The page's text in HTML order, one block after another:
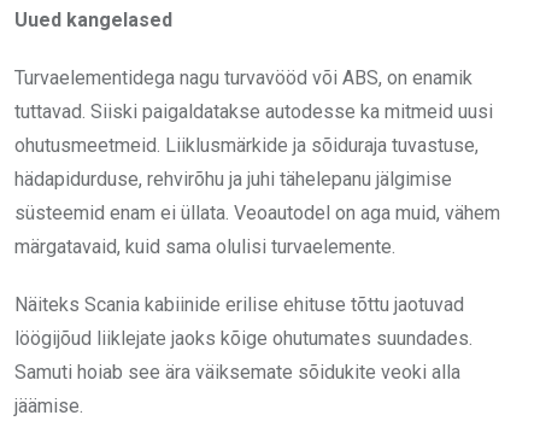
Uued kangelased
Turvaelementidega nagu turvavööd või ABS, on enamik
tuttavad. Siiski paigaldatakse autodesse ka mitmeid uusi
ohutusmeetmeid. Liiklusmärkide ja sõiduraja tuvastuse,
hädapidurduse, rehvirõhu ja juhi tähelepanu jälgimise
süsteemid enam ei üllata. Veoautodel on aga muid, vähem
märgatavaid, kuid sama olulisi turvaelemente.
Näiteks Scania kabiinide erilise ehituse tõttu jaotuvad
löögijõud liiklejate jaoks kõige ohutumates suundades.
Samuti hoiab see ära väiksemate sõidukite veoki alla
jäämise.